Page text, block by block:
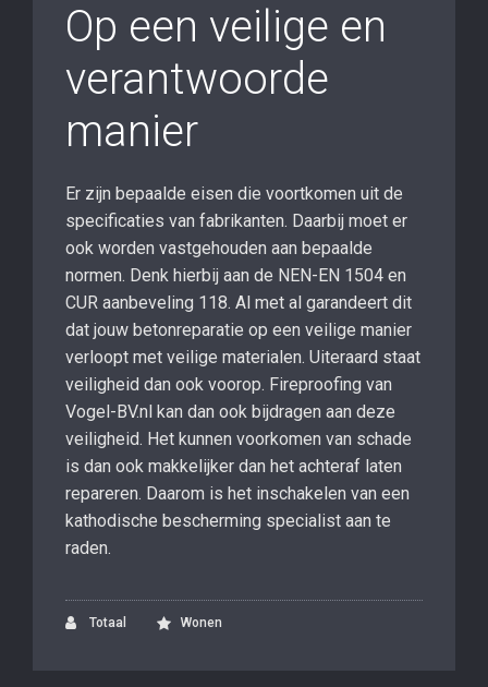
Op een veilige en
verantwoorde
manier
Er zijn bepaalde eisen die voortkomen uit de
specificaties van fabrikanten. Daarbij moet er
ook worden vastgehouden aan bepaalde
normen. Denk hierbij aan de NEN-EN 1504 en
CUR aanbeveling 118. Al met al garandeert dit
dat jouw betonreparatie op een veilige manier
verloopt met veilige materialen. Uiteraard staat
veiligheid dan ook voorop. Fireproofing van
Vogel-BV.nl kan dan ook bijdragen aan deze
veiligheid. Het kunnen voorkomen van schade
is dan ook makkelijker dan het achteraf laten
repareren. Daarom is het inschakelen van een
kathodische bescherming specialist aan te
raden.
Totaal Wonen